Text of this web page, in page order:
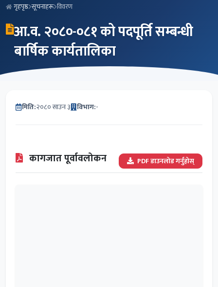
गृहपृष्ठ सूचनाहरू विवरण
आ.व. २०८०-०८१ को पदपूर्ति सम्बन्धी
बार्षिक कार्यतालिका
मिति:२०८० साउन ३ विभाग:-
कागजात पूर्वावलोकन PDF डाउनलोड गर्नुहोस्